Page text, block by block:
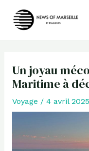
Un joyau
Maritime à
Voyage / 4 avril 2025